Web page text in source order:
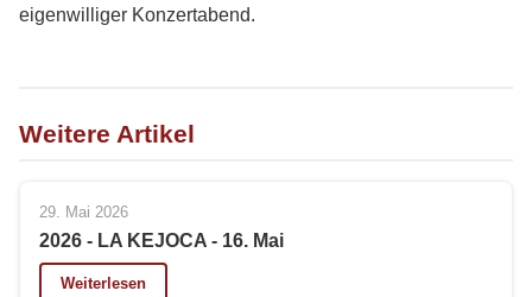
eigenwilliger Konzertabend.
Weitere Artikel
29. Mai 2026
2026 - LA KEJOCA - 16. Mai
Weiterlesen